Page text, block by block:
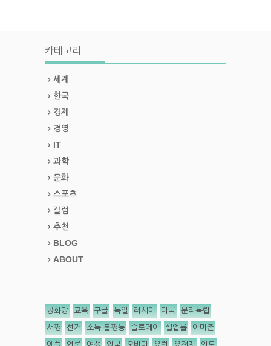
카테고리
세계
한국
경제
경영
IT
과학
문화
스포츠
칼럼
추천
BLOG
ABOUT
공화당 교육 구글 독일 러시아 미국 분리독립
서평 선거 소득 불평등 슬로데이 실업률 아마존